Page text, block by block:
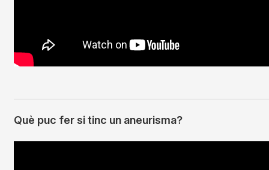
Què puc fer si tinc un aneurisma?